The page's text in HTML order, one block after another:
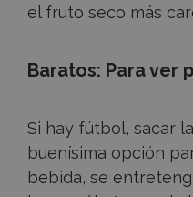
el fruto seco más
Baratos: Para ver
Si hay fútbol, sacar
buenísima opción
bebida, se